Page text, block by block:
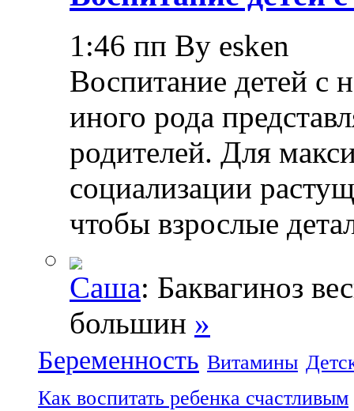
1:46 пп By esken
Воспитание детей с
иного рода
родителей. Для
социализации
чтобы взрослые
Саша: Баквагиноз
большин »
Беременность Витамины
Как воспитать ребенка счастливым